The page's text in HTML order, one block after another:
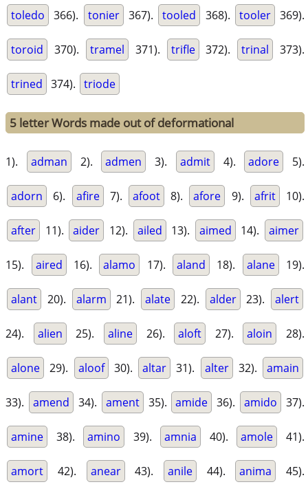
toledo 366). tonier 367). tooled 368). tooler 369).
toroid 370). tramel 371). trifle 372). trinal 373).
trined 374). triode
5 letter Words made out of deformational
1). adman 2). admen 3). admit 4). adore 5).
adorn 6). afire 7). afoot 8). afore 9). afrit 10).
after 11). aider 12). ailed 13). aimed 14). aimer
15). aired 16). alamo 17). aland 18). alane 19).
alant 20). alarm 21). alate 22). alder 23). alert
24). alien 25). aline 26). aloft 27). aloin 28).
alone 29). aloof 30). altar 31). alter 32). amain
33). amend 34). ament 35). amide 36). amido 37).
amine 38). amino 39). amnia 40). amole 41).
amort 42). anear 43). anile 44). anima 45).